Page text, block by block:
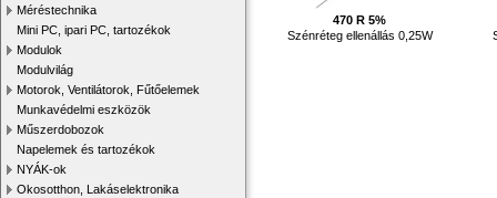
Méréstechnika
Mini PC, ipari PC, tartozékok
Modulok
Modulvilág
Motorok, Ventilátorok, Fűtőelemek
Munkavédelmi eszközök
Műszerdobozok
Napelemek és tartozékok
NYÁK-ok
Okosotthon, Lakáselektronika
470 R 5%
Szénréteg ellenállás 0,25W